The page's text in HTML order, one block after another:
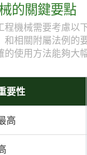
的關鍵要點
程機械需要考慮
和相關附屬法例
使用方法能夠大
要性
高